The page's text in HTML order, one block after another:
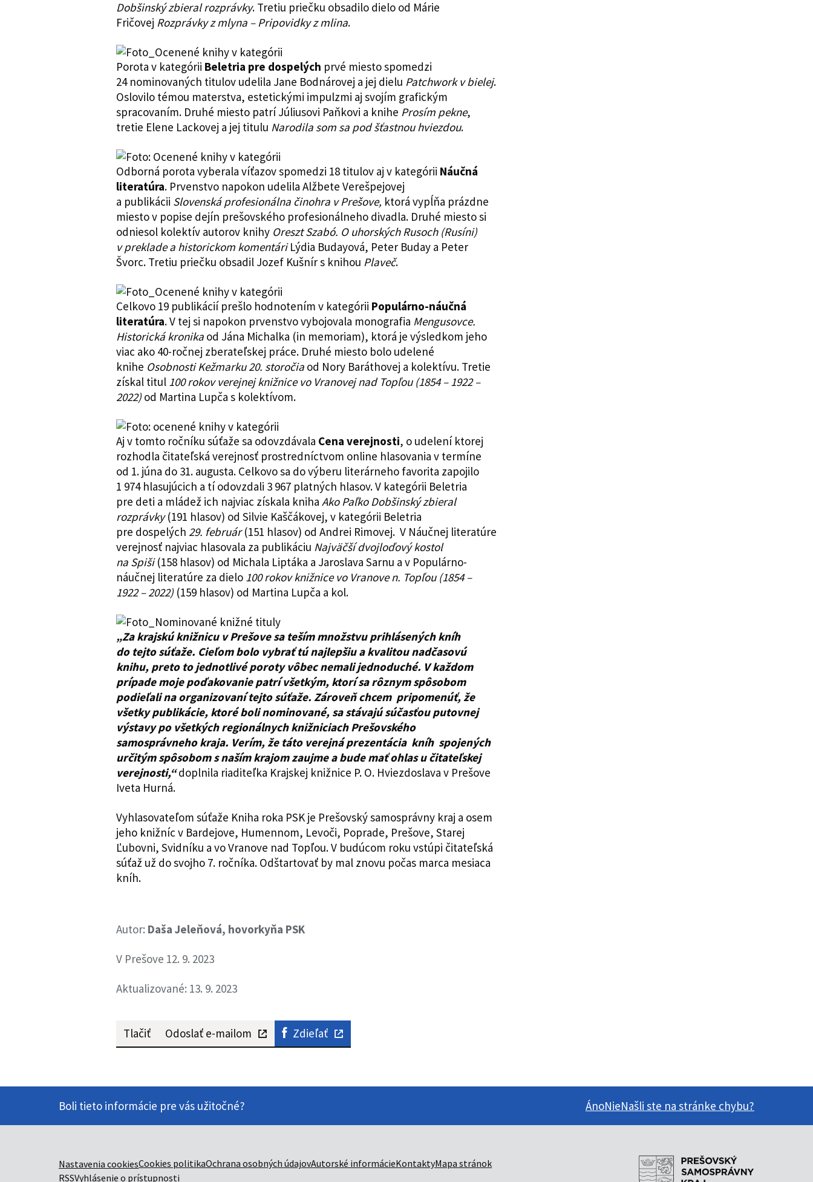
Dobšinský zbieral rozprávky. Tretiu priečku obsadilo dielo od Márie
Fričovej Rozprávky z mlyna – Pripovidky z mlina.
Porota v kategórii Beletria pre dospelých prvé miesto spomedzi
24 nominovaných titulov udelila Jane Bodnárovej a jej dielu Patchwork v bielej.
Oslovilo témou materstva, estetickými impulzmi aj svojím grafickým
spracovaním. Druhé miesto patrí Júliusovi Paňkovi a knihe Prosím pekne,
tretie Elene Lackovej a jej titulu Narodila som sa pod šťastnou hviezdou.
Odborná porota vyberala víťazov spomedzi 18 titulov aj v kategórii Náučná
literatúra. Prvenstvo napokon udelila Alžbete Verešpejovej
a publikácii Slovenská profesionálna činohra v Prešove, ktorá vypĺňa prázdne
miesto v popise dejín prešovského profesionálneho divadla. Druhé miesto si
odniesol kolektív autorov knihy Oreszt Szabó. O uhorských Rusoch (Rusíni)
v preklade a historickom komentáriLýdia Budayová, Peter Buday a Peter
Švorc. Tretiu priečku obsadil Jozef Kušnír s knihou Plaveč.
Celkovo 19 publikácií prešlo hodnotením v kategórii Populárno-náučná
literatúra. V tej si napokon prvenstvo vybojovala monografia Mengusovce.
Historická kronika od Jána Michalka (in memoriam), ktorá je výsledkom jeho
viac ako 40-ročnej zberateľskej práce. Druhé miesto bolo udelené
knihe Osobnosti Kežmarku 20. storočia od Nory Baráthovej a kolektívu. Tretie
získal titul 100 rokov verejnej knižnice vo Vranovej nad Topľou (1854 – 1922 –
2022) od Martina Lupča s kolektívom.
Aj v tomto ročníku súťaže sa odovzdávala Cena verejnosti, o udelení ktorej
rozhodla čitateľská verejnosť prostredníctvom online hlasovania v termíne
od 1. júna do 31. augusta. Celkovo sa do výberu literárneho favorita zapojilo
1 974 hlasujúcich a tí odovzdali 3 967 platných hlasov. V kategórii Beletria
pre deti a mládež ich najviac získala kniha Ako Paľko Dobšinský zbieral
rozprávky(191 hlasov) od Silvie Kaščákovej, v kategórii Beletria
pre dospelých 29. február(151 hlasov) od Andrei Rimovej. V Náučnej literatúre
verejnosť najviac hlasovala za publikáciu Najväčší dvojloďový kostol
na Spiši(158 hlasov) od Michala Liptáka a Jaroslava Sarnu a v Populárno-
náučnej literatúre za dielo 100 rokov knižnice vo Vranove n. Topľou (1854 –
1922 – 2022) (159 hlasov) od Martina Lupča a kol.
„Za krajskú knižnicu v Prešove sa teším množstvu prihlásených kníh
do tejto súťaže. Cieľom bolo vybrať tú najlepšiu a kvalitou nadčasovú
knihu, preto to jednotlivé poroty vôbec nemali jednoduché. V každom
prípade moje poďakovanie patrí všetkým, ktorí sa rôznym spôsobom
podieľali na organizovaní tejto súťaže. Zároveň chcem pripomenúť, že
všetky publikácie, ktoré boli nominované, sa stávajú súčasťou putovnej
výstavy po všetkých regionálnych knižniciach Prešovského
samosprávneho kraja. Verím, že táto verejná prezentácia kníh spojených
určitým spôsobom s naším krajom zaujme a bude mať ohlas u čitateľskej
verejnosti,“doplnila riaditeľka Krajskej knižnice P. O. Hviezdoslava v Prešove
Iveta Hurná.
Vyhlasovateľom súťaže Kniha roka PSK je Prešovský samosprávny kraj a osem
jeho knižníc v Bardejove, Humennom, Levoči, Poprade, Prešove, Starej
Ľubovni, Svidníku a vo Vranove nad Topľou. V budúcom roku vstúpi čitateľská
súťaž už do svojho 7. ročníka. Odštartovať by mal znovu počas marca mesiaca
kníh.
Autor: Daša Jeleňová, hovorkyňa PSK
V Prešove 12. 9. 2023
Aktualizované: 13. 9. 2023
Tlačiť Odoslať e-mailom Zdieľať
Boli tieto informácie pre vás užitočné? ÁnoNieNašli ste na stránke chybu?
Nastavenia cookiesCookies politikaOchrana osobných údajovAutorské informácieKontaktyMapa stránok
RSSVyhlásenie o prístupnosti